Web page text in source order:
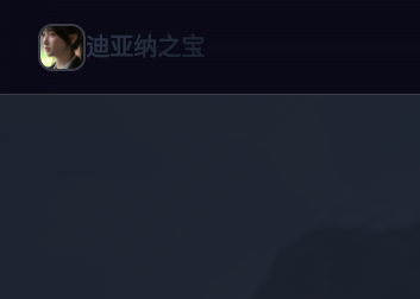
迪亚纳之宝